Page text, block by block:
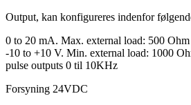
Output, kan konfigureres indenfor
0 to 20 mA. Max. external load: 500 Ohm
-10 to +10 V. Min. external load: 1000
pulse outputs 0 til 10KHz
Forsyning 24VDC